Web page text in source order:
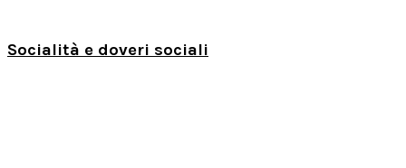
Socialità e doveri sociali